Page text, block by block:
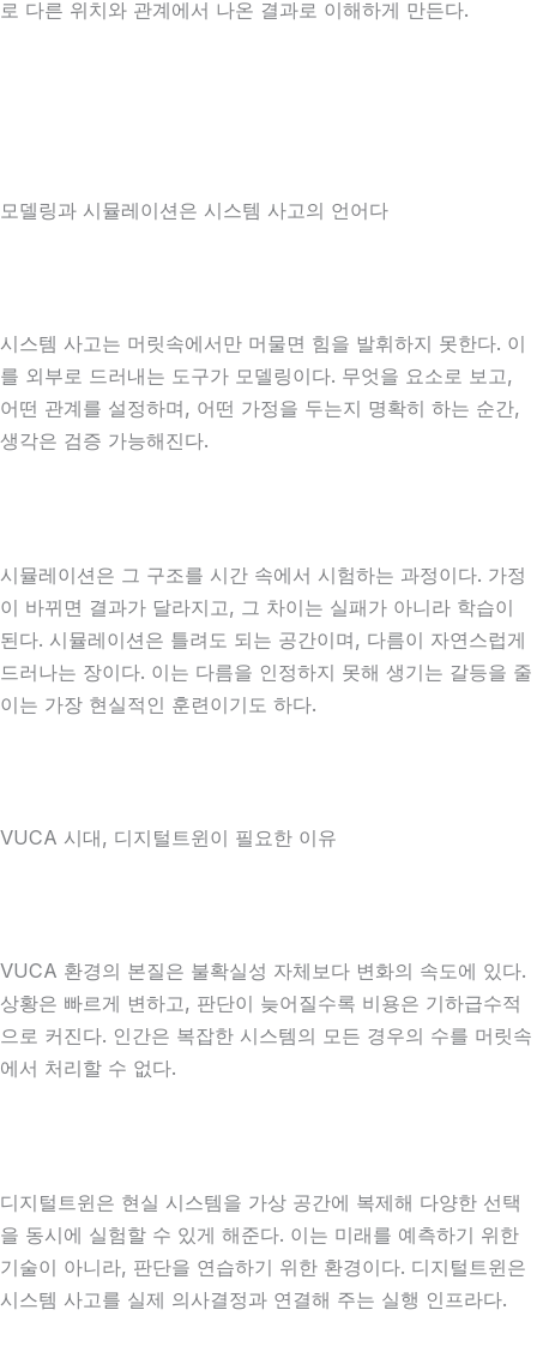
로 다른 위치와 관계에서 나온 결과로 이해하게 만든다.
모델링과 시뮬레이션은 시스템 사고의 언어다
시스템 사고는 머릿속에서만 머물면 힘을 발휘하지 못한다. 이
를 외부로 드러내는 도구가 모델링이다. 무엇을 요소로 보고,
어떤 관계를 설정하며, 어떤 가정을 두는지 명확히 하는 순간,
생각은 검증 가능해진다.
시뮬레이션은 그 구조를 시간 속에서 시험하는 과정이다. 가정
이 바뀌면 결과가 달라지고, 그 차이는 실패가 아니라 학습이
된다. 시뮬레이션은 틀려도 되는 공간이며, 다름이 자연스럽게
드러나는 장이다. 이는 다름을 인정하지 못해 생기는 갈등을 줄
이는 가장 현실적인 훈련이기도 하다.
VUCA 시대, 디지털트윈이 필요한 이유
VUCA 환경의 본질은 불확실성 자체보다 변화의 속도에 있다.
상황은 빠르게 변하고, 판단이 늦어질수록 비용은 기하급수적
으로 커진다. 인간은 복잡한 시스템의 모든 경우의 수를 머릿속
에서 처리할 수 없다.
디지털트윈은 현실 시스템을 가상 공간에 복제해 다양한 선택
을 동시에 실험할 수 있게 해준다. 이는 미래를 예측하기 위한
기술이 아니라, 판단을 연습하기 위한 환경이다. 디지털트윈은
시스템 사고를 실제 의사결정과 연결해 주는 실행 인프라다.